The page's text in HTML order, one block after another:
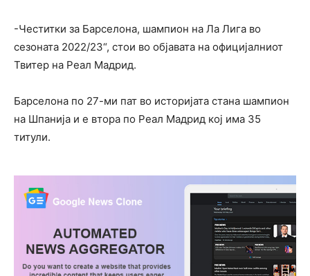
-Честитки за Барселона, шампион на Ла Лига во
сезоната 2022/23“, стои во објавата на официјалниот
Твитер на Реал Мадрид.
Барселона по 27-ми пат во историјата стана шампион
на Шпанија и е втора по Реал Мадрид кој има 35
титули.